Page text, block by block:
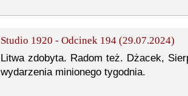
Studio 1920 - Odcinek 194 (29.07.2024)
Litwa zdobyta. Radom też. Dżacek,
wydarzenia minionego tygodnia.